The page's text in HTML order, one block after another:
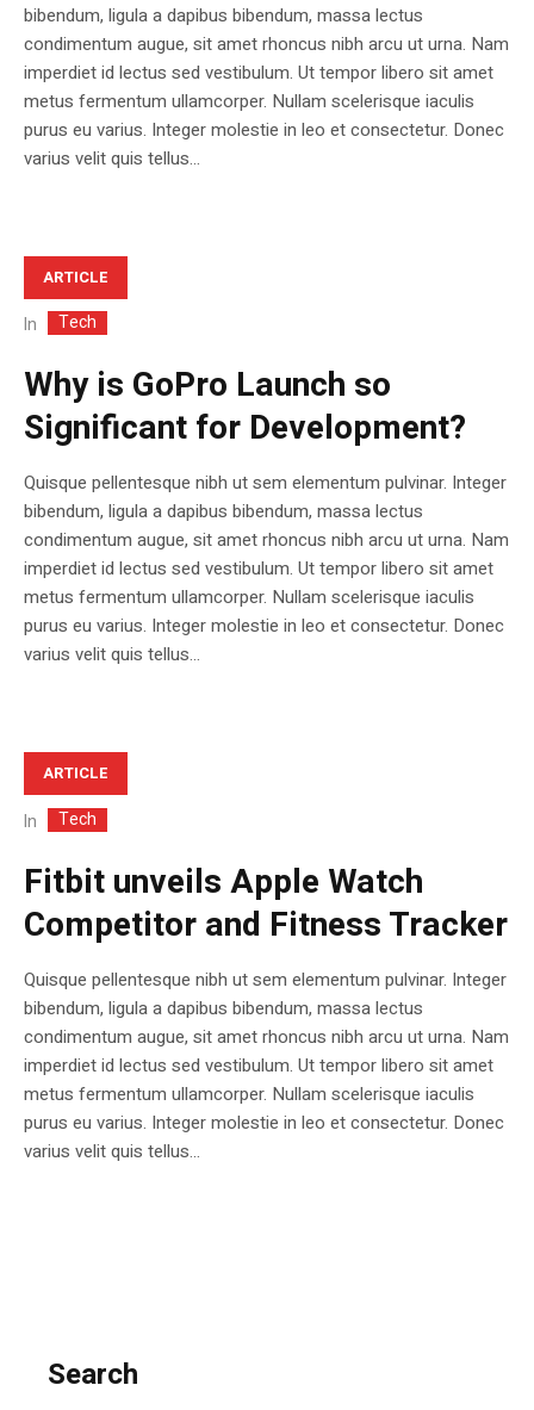
bibendum, ligula a dapibus bibendum, massa lectus
condimentum augue, sit amet rhoncus nibh arcu ut urna. Nam
imperdiet id lectus sed vestibulum. Ut tempor libero sit amet
metus fermentum ullamcorper. Nullam scelerisque iaculis
purus eu varius. Integer molestie in leo et consectetur. Donec
varius velit quis tellus...
ARTICLE
In Tech
Why is GoPro Launch so
Significant for Development?
Quisque pellentesque nibh ut sem elementum pulvinar. Integer
bibendum, ligula a dapibus bibendum, massa lectus
condimentum augue, sit amet rhoncus nibh arcu ut urna. Nam
imperdiet id lectus sed vestibulum. Ut tempor libero sit amet
metus fermentum ullamcorper. Nullam scelerisque iaculis
purus eu varius. Integer molestie in leo et consectetur. Donec
varius velit quis tellus...
ARTICLE
In Tech
Fitbit unveils Apple Watch
Competitor and Fitness Tracker
Quisque pellentesque nibh ut sem elementum pulvinar. Integer
bibendum, ligula a dapibus bibendum, massa lectus
condimentum augue, sit amet rhoncus nibh arcu ut urna. Nam
imperdiet id lectus sed vestibulum. Ut tempor libero sit amet
metus fermentum ullamcorper. Nullam scelerisque iaculis
purus eu varius. Integer molestie in leo et consectetur. Donec
varius velit quis tellus...
Search